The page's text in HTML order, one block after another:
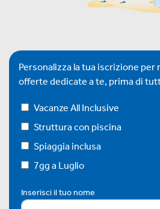
Personalizza la tua iscrizione per
offerte dedicate a te, prima di
Vacanze All Inclusive
Struttura con piscina
Spiaggia inclusa
7gg a Luglio
Inserisci il tuo nome